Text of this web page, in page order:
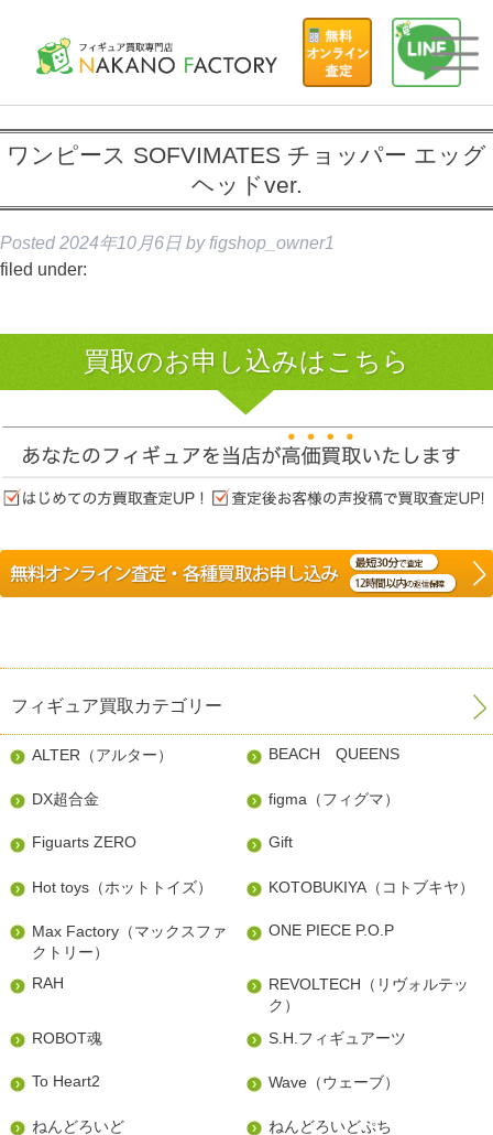
ワンピース SOFVIMATES チョッパー エッグ
ヘッドver.
Posted 2024年10月6日 by figshop_owner1
filed under:
買取のお申し込みはこちら
フィギュア買取カテゴリー
ALTER（アルター） BEACH QUEENS
DX超合金 figma（フィグマ）
Figuarts ZERO Gift
Hot toys（ホットトイズ） KOTOBUKIYA（コトブキヤ）
Max Factory（マックスファ
クトリー）
ONE PIECE P.O.P
RAH
REVOLTECH（リヴォルテッ
ク）
ROBOT魂
S.H.フィギュアーツ
To Heart2 Wave（ウェーブ）
ねんどろいど ねんどろいどぷち